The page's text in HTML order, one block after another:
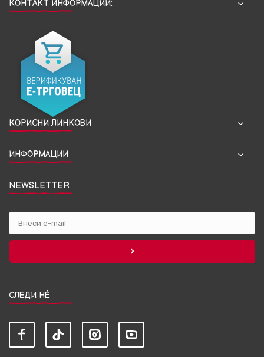
КОНТАКТ ИНФОРМАЦИИ:
КОРИСНИ ЛИНКОВИ
ИНФОРМАЦИИ
NEWSLETTER
СЛЕДИ НЀ